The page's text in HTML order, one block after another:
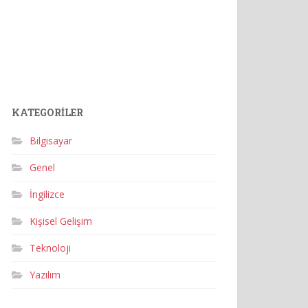
KATEGORILER
Bilgisayar
Genel
İngilizce
Kişisel Gelişim
Teknoloji
Yazılım